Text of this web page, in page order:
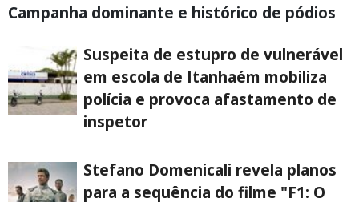
Campanha dominante e histórico de pódios
Suspeita de estupro de vulnerável
em escola de Itanhaém mobiliza
polícia e provoca afastamento de
inspetor
Stefano Domenicali revela planos
para a sequência do filme "F1: O